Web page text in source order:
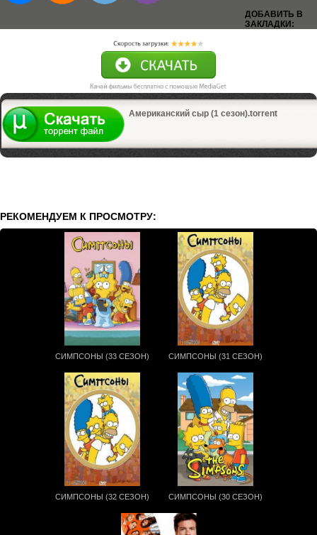
ДОБАВИТЬ В
ЗАКЛАДКИ:
Американский сыр (1 сезон).torrent
РЕКОМЕНДУЕМ К ПРОСМОТРУ:
СИМПСОНЫ (33 СЕЗОН) СИМПСОНЫ (31 СЕЗОН)
СИМПСОНЫ (32 СЕЗОН) СИМПСОНЫ (30 СЕЗОН)